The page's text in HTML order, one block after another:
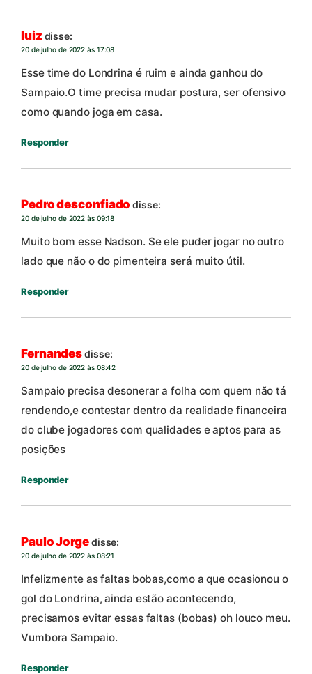
luiz disse:
20 de julho de 2022 às 17:08
Esse time do Londrina é ruim e ainda ganhou do
Sampaio.O time precisa mudar postura, ser ofensivo
como quando joga em casa.
Responder
Pedro desconfiado disse:
20 de julho de 2022 às 09:18
Muito bom esse Nadson. Se ele puder jogar no outro
lado que não o do pimenteira será muito útil.
Responder
Fernandesdisse:
20 de julho de 2022 às 08:42
Sampaio precisa desonerar a folha com quem não tá
rendendo,e contestar dentro da realidade financeira
do clube jogadores com qualidades e aptos para as
posições
Responder
Paulo Jorgedisse:
20 de julho de 2022 às 08:21
Infelizmente as faltas bobas,como a que ocasionou o
gol do Londrina, ainda estão acontecendo,
precisamos evitar essas faltas (bobas) oh louco meu.
Vumbora Sampaio.
Responder